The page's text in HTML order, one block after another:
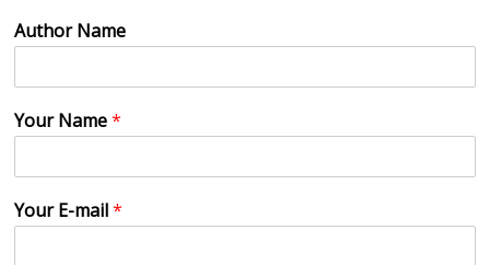
Author Name
Your Name*
Your E-mail*